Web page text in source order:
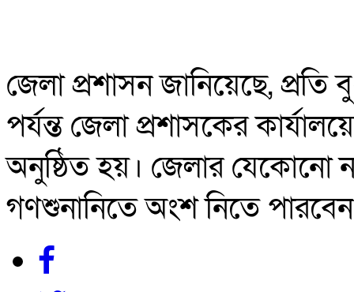
জেলা প্রশাসন জানিয়েছে,
পর্যন্ত জেলা প্রশাসকের
অনুষ্ঠিত হয়। জেলার যেকোনো
গণশুনানিতে অংশ নিতে